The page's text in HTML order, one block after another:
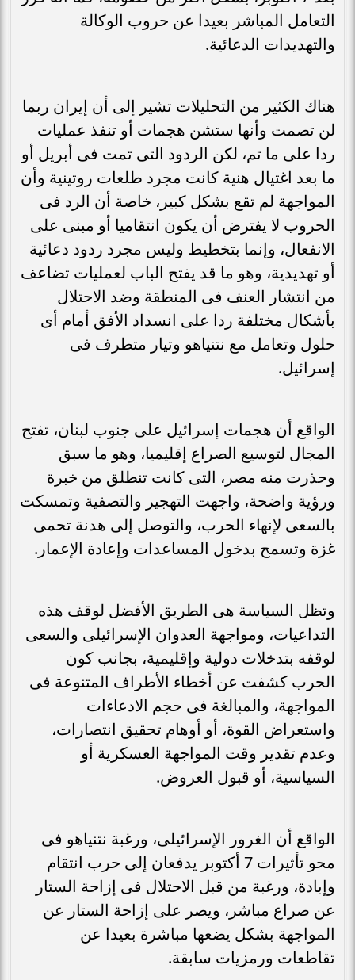
التعامل المباشر بعيدا عن حروب الوكالة
والتهديدات الدعائية.
هناك الكثير من التحليلات تشير إلى أن إيران ربما
لن تصمت وأنها ستشن هجمات أو تنفذ عمليات
ردا على ما تم، لكن الردود التى تمت فى أبريل أو
ما بعد اغتيال هنية كانت مجرد طلعات روتينية وأن
المواجهة لم تقع بشكل كبير، خاصة أن الرد فى
الحروب لا يفترض أن يكون انتقاميا أو مبنى على
الانفعال، وإنما بتخطيط وليس مجرد ردود دعائية
أو تهديدية، وهو ما قد يفتح الباب لعمليات تضاعف
من انتشار العنف فى المنطقة وضد الاحتلال
بأشكال مختلفة ردا على انسداد الأفق أمام أى
حلول وتعامل مع نتنياهو وتيار متطرف فى
إسرائيل.
الواقع أن هجمات إسرائيل على جنوب لبنان، تفتح
المجال لتوسيع الصراع إقليميا، وهو ما سبق
وحذرت منه مصر، التى كانت تنطلق من خبرة
ورؤية واضحة، واجهت التهجير والتصفية وتمسكت
بالسعى لإنهاء الحرب، والتوصل إلى هدنة تحمى
غزة وتسمح بدخول المساعدات وإعادة الإعمار.
وتظل السياسة هى الطريق الأفضل لوقف هذه
التداعيات، ومواجهة العدوان الإسرائيلى والسعى
لوقفه بتدخلات دولية وإقليمية، بجانب كون
الحرب كشفت عن أخطاء الأطراف المتنوعة فى
المواجهة، والمبالغة فى حجم الادعاءات
واستعراض القوة، أو أوهام تحقيق انتصارات،
وعدم تقدير وقت المواجهة العسكرية أو
السياسية، أو قبول العروض.
الواقع أن الغرور الإسرائيلى، ورغبة نتنياهو فى
محو تأثيرات 7 أكتوبر يدفعان إلى حرب انتقام
وإبادة، ورغبة من قبل الاحتلال فى إزاحة الستار
عن صراع مباشر، ويصر على إزاحة الستار عن
المواجهة بشكل يضعها مباشرة بعيدا عن
تقاطعات ورمزيات سابقة.